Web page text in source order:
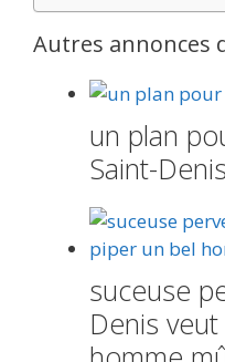
Autres annonces
un plan
Saint-Denis
suceuse
Denis